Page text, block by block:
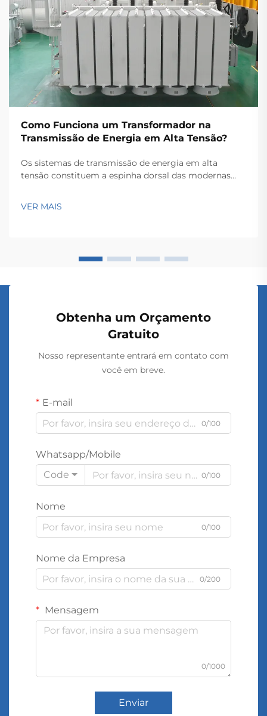
Como Funciona um Transformador na
Transmissão de Energia em Alta Tensão?
Os sistemas de transmissão de energia em alta
tensão constituem a espinha dorsal das modernas
distâncias. No coração dessas redes complexas
VER MAIS
Obtenha um Orçamento
Gratuito
Nosso representante entrará em contato com
você em breve.
E-mail
0/100
Whatsapp/Mobile
Code
0/100
Nome
0/100
Nome da Empresa
0/200
Mensagem
0/1000
Enviar